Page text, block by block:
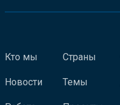
Кто мы
Новости
Страны
Темы